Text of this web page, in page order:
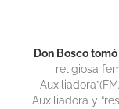
Don Bosco
religiosa
Auxiliadora y